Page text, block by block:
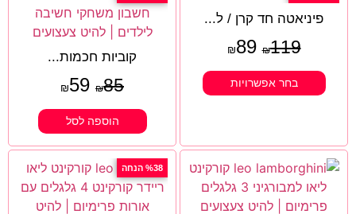
פיניאטה חד קרן / ל...
₪119
₪89
בחר אפשרויות
קוביות חכמות...
₪85
₪59
הוספה לסל
%38 הנחה